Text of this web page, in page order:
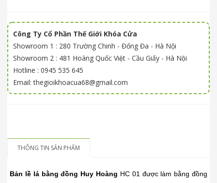
Công Ty Cổ Phần Thế Giới Khóa Cửa
Showroom 1 : 280 Trường Chinh - Đống Đa - Hà Nội
Showroom 2 : 481 Hoàng Quốc Việt - Cầu Giấy - Hà Nội
Hotline : 0945 535 645
Email: thegioikhoacua68@gmail.com
THÔNG TIN SẢN PHẨM
Bản lề lá bằng đồng Huy Hoàng HC 01 được làm bằng đồng